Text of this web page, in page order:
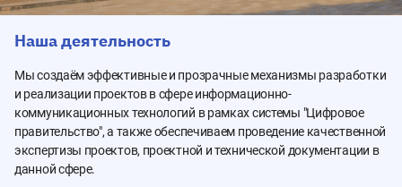
Наша деятельность
Мы создаём эффективные и прозрачные механизмы разработки
и реализации проектов в сфере информационно-
коммуникационных технологий в рамках системы "Цифровое
правительство", а также обеспечиваем проведение качественной
экспертизы проектов, проектной и технической документации в
данной сфере.